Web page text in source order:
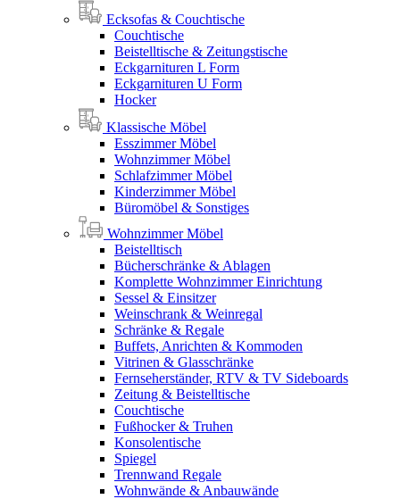
Ecksofas & Couchtische
Couchtische
Beistelltische & Zeitungstische
Eckgarnituren L Form
Eckgarnituren U Form
Hocker
Klassische Möbel
Esszimmer Möbel
Wohnzimmer Möbel
Schlafzimmer Möbel
Kinderzimmer Möbel
Büromöbel & Sonstiges
Wohnzimmer Möbel
Beistelltisch
Bücherschränke & Ablagen
Komplette Wohnzimmer Einrichtung
Sessel & Einsitzer
Weinschrank & Weinregal
Schränke & Regale
Buffets, Anrichten & Kommoden
Vitrinen & Glasschränke
Fernseherständer, RTV & TV Sideboards
Zeitung & Beistelltische
Couchtische
Fußhocker & Truhen
Konsolentische
Spiegel
Trennwand Regale
Wohnwände & Anbauwände